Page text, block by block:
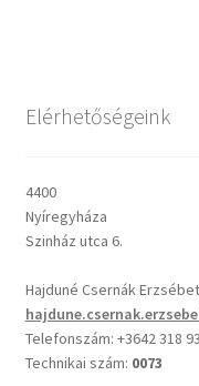
Cseri Kálmán: A
Oswald Chambers:
Mindennapi
Alkalmaink
Elérhetőségeink
4400
Nyíregyháza
Szinház utca 6.
Hajduné Csernák Erzsébet
Telefonszám: +3642 318
Technikai szám: 0073